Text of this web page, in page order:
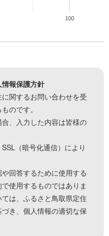
100
報保護方針
関するお問い合わせを受
のです。
、入力した内容は皆様の
（暗号化通信）により
回答するために使用する
使用するものではありま
は、ふるさと鳥取県定住
き、個人情報の適切な保